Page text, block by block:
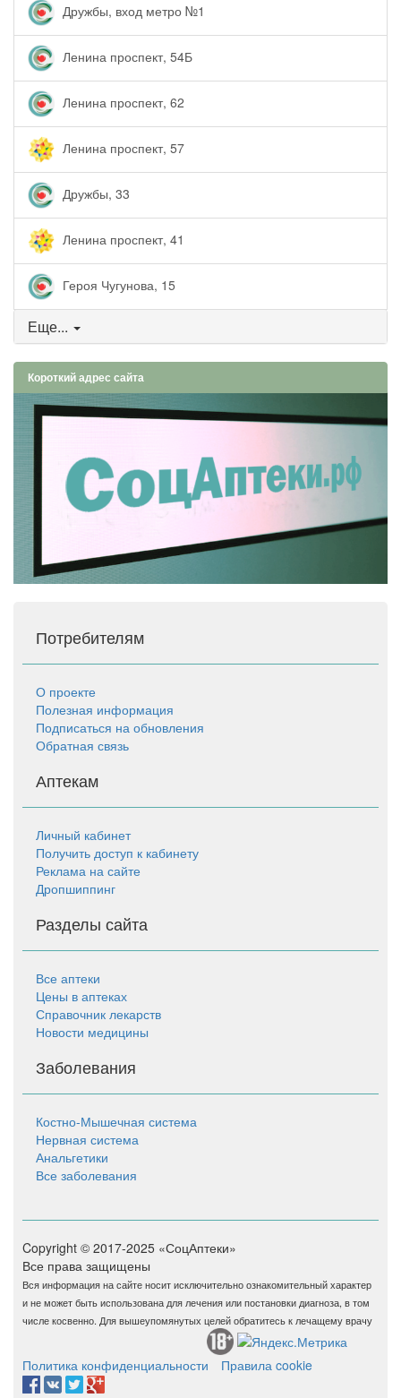
Дружбы, вход метро №1
Ленина проспект, 54Б
Ленина проспект, 62
Ленина проспект, 57
Дружбы, 33
Ленина проспект, 41
Героя Чугунова, 15
Еще...
Короткий адрес сайта
Потребителям
О проекте
Полезная информация
Подписаться на обновления
Обратная связь
Аптекам
Личный кабинет
Получить доступ к кабинету
Реклама на сайте
Дропшиппинг
Разделы сайта
Все аптеки
Цены в аптеках
Справочник лекарств
Новости медицины
Заболевания
Костно-Мышечная система
Нервная система
Анальгетики
Все заболевания
Copyright © 2017-2025 «СоцАптеки»
Все права защищены
Вся информация на сайте носит исключительно ознакомительный характер
и не может быть использована для лечения или постановки диагноза, в том
числе косвенно. Для вышеупомянутых целей обратитесь к лечащему врачу
Политика конфиденциальности Правила cookie